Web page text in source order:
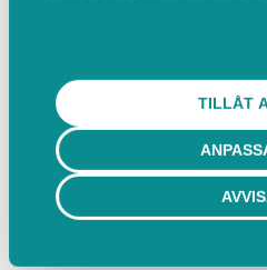
TILLÅT
Mer information:
Hitta hit
Skogslyckans Församling,
Sverige